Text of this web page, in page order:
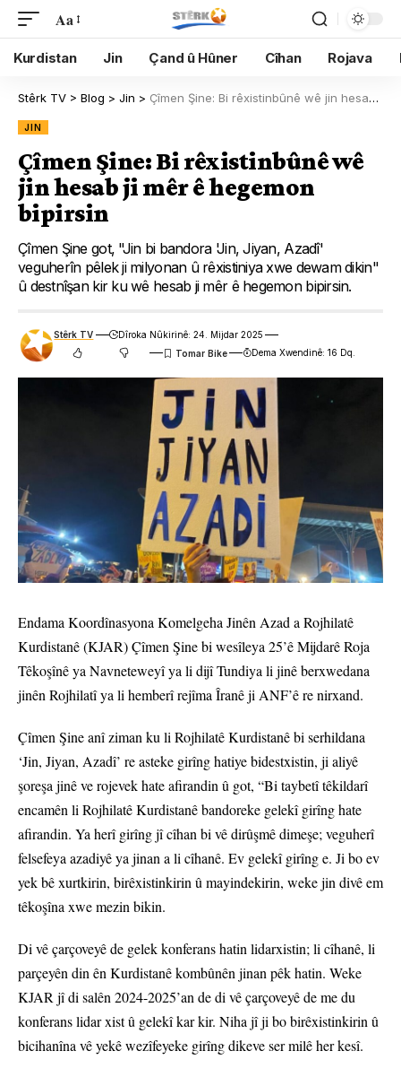
Aa
Kurdistan Jin Çand û Hûner Cîhan Rojava
Stêrk TV > Blog > Jin > Çîmen Şine: Bi rêxistinbûnê wê jin hesab ji mêr ê hegemon bipirsin
JIN
Çîmen Şine: Bi rêxistinbûnê wê
jin hesab ji mêr ê hegemon
bipirsin
Çîmen Şine got, "Jin bi bandora 'Jin, Jiyan, Azadî'
veguherîn pêlek ji milyonan û rêxistiniya xwe dewam dikin"
û destnîşan kir ku wê hesab ji mêr ê hegemon bipirsin.
Stêrk TV
Dîroka Nûkirinê: 24. Mijdar 2025
Dema Xwendinê: 16 Dq.
Endama Koordînasyona Komelgeha Jinên Azad a Rojhilatê
Kurdistanê (KJAR) Çîmen Şine bi wesîleya 25’ê Mijdarê Roja
Têkoşînê ya Navneteweyî ya li dijî Tundiya li jinê berxwedana
jinên Rojhilatî ya li hemberî rejîma Îranê ji ANF’ê re nirxand.
Çîmen Şine anî ziman ku li Rojhilatê Kurdistanê bi serhildana
‘Jin, Jiyan, Azadî’ re asteke girîng hatiye bidestxistin, ji aliyê
şoreşa jinê ve rojevek hate afirandin û got, “Bi taybetî têkildarî
encamên li Rojhilatê Kurdistanê bandoreke gelekî girîng hate
afirandin. Ya herî girîng jî cîhan bi vê dirûşmê dimeşe; veguherî
felsefeya azadiyê ya jinan a li cîhanê. Ev gelekî girîng e. Ji bo ev
yek bê xurtkirin, birêxistinkirin û mayindekirin, weke jin divê em
têkoşîna xwe mezin bikin.
Di vê çarçoveyê de gelek konferans hatin lidarxistin; li cîhanê, li
parçeyên din ên Kurdistanê kombûnên jinan pêk hatin. Weke
KJAR jî di salên 2024-2025’an de di vê çarçoveyê de me du
konferans lidar xist û gelekî kar kir. Niha jî ji bo birêxistinkirin û
bicihanîna vê yekê wezîfeyeke girîng dikeve ser milê her kesî.